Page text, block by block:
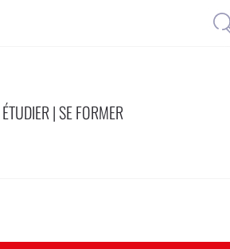
ÉTUDIER | SE FORMER